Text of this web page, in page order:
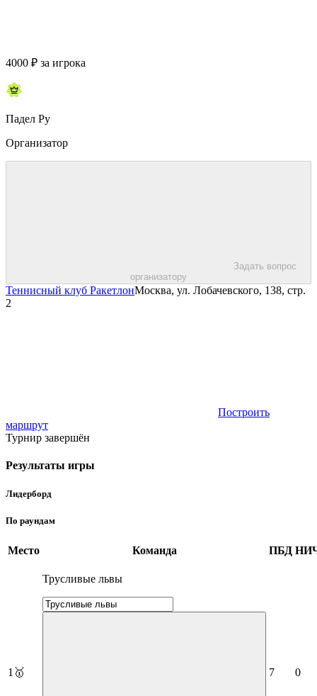
4000 ₽ за игрока
Падел Ру
Организатор
Задать вопрос
организатору
Теннисный клуб РакетлонМосква, ул. Лобачевского, 138, стр.
2
Построить
маршрут
Турнир завершён
Результаты игры
Лидерборд
По раундам
Место Команда ПБД
1 🥇
Трусливые львы
7 0